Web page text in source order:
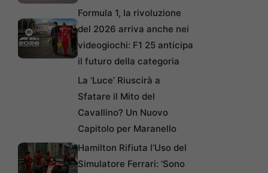
Formula 1, la rivoluzione
del 2026 arriva anche nei
videogiochi: F1 25 anticipa
il futuro della categoria
La ‘Luce’ Riuscirà a
Sfatare il Mito del
Cavallino? Un Nuovo
Capitolo per Maranello
Hamilton Rifiuta l’Uso del
Simulatore Ferrari: ‘Sono